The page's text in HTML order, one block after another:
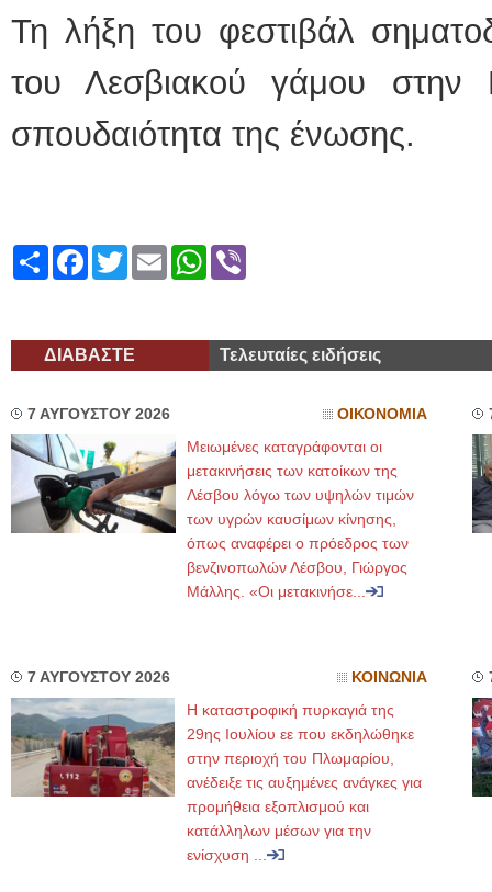
Τη λήξη του φεστιβάλ
του Λεσβιακού γάμου στην
σπουδαιότητα της ένωσης.
ShareFacebook
TwitterEmailWhatsApp
ΔΙΑΒΑΣΤΕ Τελευταίες ειδήσεις
7 ΑΥΓΟΥΣΤΟΥ 2026 ΟΙΚΟΝΟΜΙΑ
Μειωμένες καταγράφονται οι
μετακινήσεις των κατοίκων της
Λέσβου λόγω των υψηλών τιμών
των υγρών καυσίμων κίνησης,
όπως αναφέρει ο πρόεδρος των
βενζινοπωλών Λέσβου, Γιώργος
Μάλλης. «Οι μετακινήσε...
7 ΑΥΓΟΥΣΤΟΥ 2026 ΚΟΙΝΩΝΙΑ
Η καταστροφική πυρκαγιά της
29ης Ιουλίου εε που εκδηλώθηκε
στην περιοχή του Πλωμαρίου,
ανέδειξε τις αυξημένες ανάγκες για
προμήθεια εξοπλισμού και
κατάλληλων μέσων για την
ενίσχυση ...